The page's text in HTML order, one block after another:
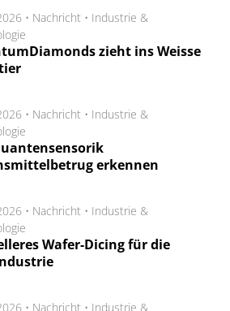
• Nachricht • Industrie &
zieht ins Weisse
• Nachricht • Industrie &
erkennen
• Nachricht • Industrie &
Wafer-Dicing für die
• Nachricht • Industrie &